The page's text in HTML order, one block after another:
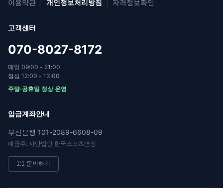
이용약관 개인정보처리방침 자격정보확인
고객센터
070-8027-8172
매일 09:00 - 21:00
점심 12:00 - 13:00
주말·공휴일 정상 운영
입금계좌안내
부산은행 101-2089-6608-09
예금주: 사단법인 한국스포츠연맹
1:1 문의하기